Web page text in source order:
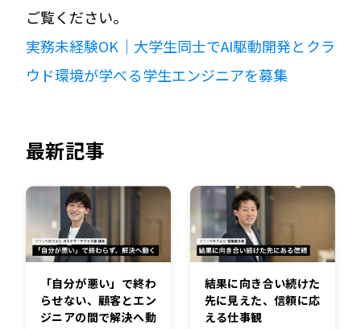
ご覧ください。
実務未経験OK｜大学生同士でAI駆動開発とクラ
ウド環境が学べる学生エンジニアを募集
最新記事
「自分が悪い」で終わ
らせない、顧客とエン
ジニアの間で解決へ動
結果に向き合い続けた
先に見えた、信頼に応
える仕事観